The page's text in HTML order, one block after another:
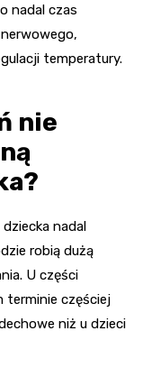
nadal czas
temperatury.
nie
nadal
robią dużą
U części
terminie częściej
niż u dzieci